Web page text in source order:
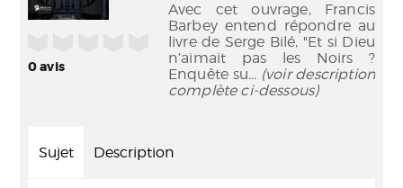
0avis
Avec cet ouvrage, Francis
Barbey entend répondre au
livre de Serge Bilé, "Et si Dieu
n’aimait pas les Noirs ?
Enquête su... (voir description
complète ci-dessous)
Sujet Description